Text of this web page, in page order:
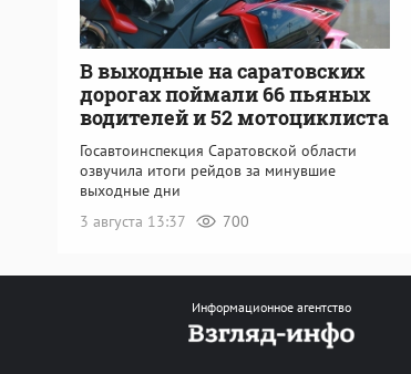
В выходные на саратовских
дорогах поймали 66 пьяных
водителей и 52 мотоциклиста
Госавтоинспекция Саратовской области
озвучила итоги рейдов за минувшие
выходные дни
3 августа 13:37
700
Информационное агентство